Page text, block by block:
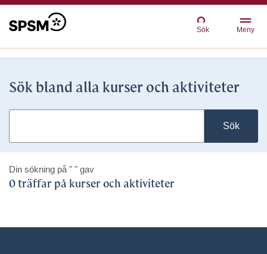
Sök Meny
Sök bland alla kurser och aktiviteter
Sök
Din sökning på " " gav
0 träffar på kurser och aktiviteter